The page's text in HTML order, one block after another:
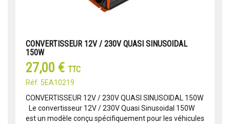
CONVERTISSEUR 12V / 230V QUASI SINUSOIDAL
150W
27,00 € TTC
Réf: 5EA10219
CONVERTISSEUR 12V / 230V QUASI SINUSOIDAL 150W
Le convertisseur 12V / 230V Quasi Sinusoidal 150W
est un modèle conçu spécifiquement pour les véhicules